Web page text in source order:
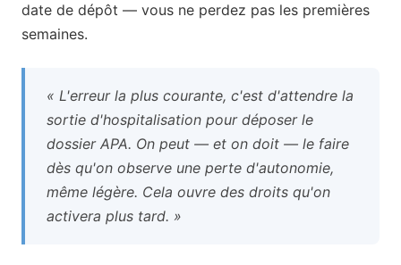
date de dépôt — vous ne perdez pas les premières
semaines.
« L'erreur la plus courante, c'est d'attendre la
sortie d'hospitalisation pour déposer le
dossier APA. On peut — et on doit — le faire
dès qu'on observe une perte d'autonomie,
même légère. Cela ouvre des droits qu'on
activera plus tard. »